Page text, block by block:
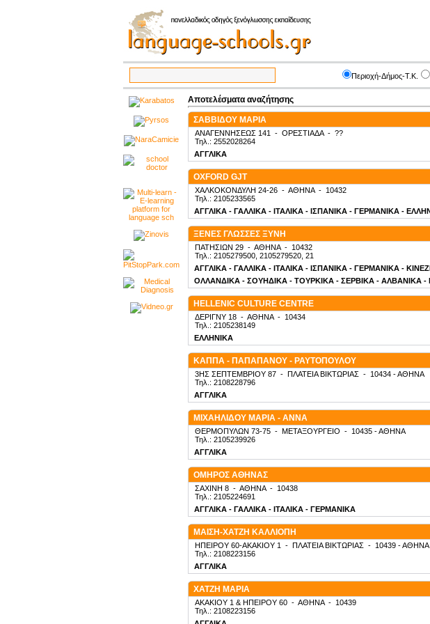
Περιοχή-Δήμος-Τ.Κ.
Αποτελέσματα αναζήτησης
ΣΑΒΒΙΔΟΥ ΜΑΡΙΑ
ΑΝΑΓΕΝΝΗΣΕΩΣ 141 - ΟΡΕΣΤΙΑΔΑ- ??
Τηλ.: 2552028264
ΑΓΓΛΙΚΑ
OXFORD GJT
ΧΑΛΚΟΚΟΝΔΥΛΗ 24-26 - ΑΘΗΝΑ- 10432
Τηλ.: 2105233565
ΑΓΓΛΙΚΑ - ΓΑΛΛΙΚΑ - ΙΤΑΛΙΚΑ - ΙΣΠΑΝΙΚΑ - ΓΕΡΜΑΝΙΚΑ -
ΞΕΝΕΣ ΓΛΩΣΣΕΣ ΞΥΝΗ
ΠΑΤΗΣΙΩΝ 29 - ΑΘΗΝΑ- 10432
Τηλ.: 2105279500, 2105279520, 21
ΑΓΓΛΙΚΑ - ΓΑΛΛΙΚΑ - ΙΤΑΛΙΚΑ - ΙΣΠΑΝΙΚΑ - ΓΕΡΜΑΝΙΚΑ -
ΟΛΛΑΝΔΙΚΑ - ΣΟΥΗΔΙΚΑ - ΤΟΥΡΚΙΚΑ - ΣΕΡΒΙΚΑ - ΑΛΒΑΝΙΚΑ
HELLENIC CULTURE CENTRE
ΔΕΡΙΓΝΥ 18 - ΑΘΗΝΑ- 10434
Τηλ.: 2105238149
ΕΛΛΗΝΙΚΑ
ΚΑΠΠΑ - ΠΑΠΑΠΑΝΟΥ - ΡΑΥΤΟΠΟΥΛΟΥ
3ΗΣ ΣΕΠΤΕΜΒΡΙΟΥ 87 - ΠΛΑΤΕΙΑ ΒΙΚΤΩΡΙΑΣ - 10434 - ΑΘΗΝΑ
Τηλ.: 2108228796
ΑΓΓΛΙΚΑ
ΜΙΧΑΗΛΙΔΟΥ ΜΑΡΙΑ - ΑΝΝΑ
ΘΕΡΜΟΠΥΛΩΝ 73-75 - ΜΕΤΑΞΟΥΡΓΕΙΟ - 10435 - ΑΘΗΝΑ
Τηλ.: 2105239926
ΑΓΓΛΙΚΑ
ΟΜΗΡΟΣ ΑΘΗΝΑΣ
ΣΑΧΙΝΗ 8 - ΑΘΗΝΑ- 10438
Τηλ.: 2105224691
ΑΓΓΛΙΚΑ - ΓΑΛΛΙΚΑ - ΙΤΑΛΙΚΑ - ΓΕΡΜΑΝΙΚΑ
ΜΑΙΣΗ-ΧΑΤΖΗ ΚΑΛΛΙΟΠΗ
ΗΠΕΙΡΟΥ 60-ΑΚΑΚΙΟΥ 1 - ΠΛΑΤΕΙΑ ΒΙΚΤΩΡΙΑΣ - 10439 - ΑΘΗΝΑ
Τηλ.: 2108223156
ΑΓΓΛΙΚΑ
ΧΑΤΖΗ ΜΑΡΙΑ
ΑΚΑΚΙΟΥ 1 & ΗΠΕΙΡΟΥ 60 - ΑΘΗΝΑ- 10439
Τηλ.: 2108223156